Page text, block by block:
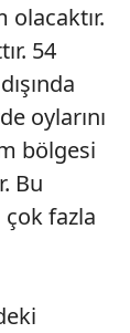
olacaktır.
54
oylarını
bölgesi
Bu
fazla